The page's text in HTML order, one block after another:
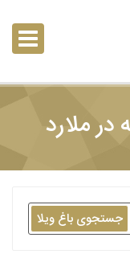
ملارد
جستجوی باغ ویلا